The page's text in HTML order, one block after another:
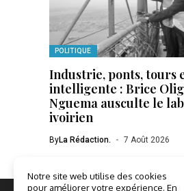
POLITIQUE
Industrie, ponts, tours
intelligente : Brice
Nguema ausculte le
ivoirien
ByLa Rédaction. 7 Août 2026
Notre site web utilise des cookies
pour améliorer votre expérience. En